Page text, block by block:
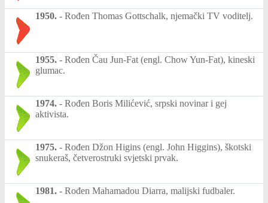
1950. - Rođen Thomas Gottschalk, njemački TV voditelj.
1955. - Rođen Čau Jun-Fat (engl. Chow Yun-Fat), kineski
glumac.
1974. - Rođen Boris Milićević, srpski novinar i gej
aktivista.
1975. - Rođen Džon Higins (engl. John Higgins), škotski
snukeraš, četverostruki svjetski prvak.
1981. - Rođen Mahamadou Diarra, malijski fudbaler.